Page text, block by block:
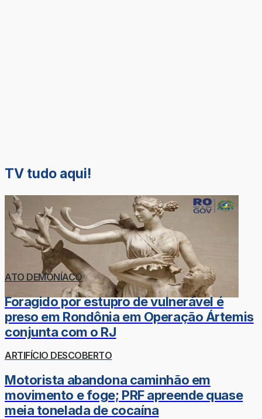
TV tudo aqui!
ATO DEMONÍACO
Foragido por estupro de vulnerável é
preso em Rondônia em Operação Ártemis
conjunta com o RJ
ARTIFÍCIO DESCOBERTO
Motorista abandona caminhão em
movimento e foge; PRF apreende quase
meia tonelada de cocaína